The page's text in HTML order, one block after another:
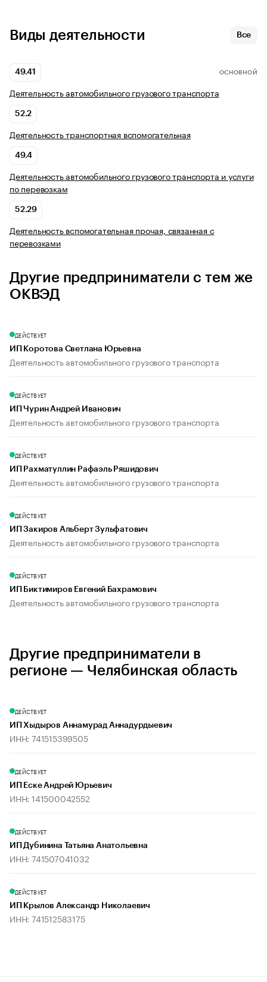
Виды деятельности Все
49.41 ОСНОВНОЙ
Деятельность автомобильного грузового транспорта
52.2
Деятельность транспортная вспомогательная
49.4
Деятельность автомобильного грузового транспорта и услуги
по перевозкам
52.29
Деятельность вспомогательная прочая, связанная с
перевозками
Другие предприниматели с тем же
ОКВЭД
ДЕЙСТВУЕТ
ИП Коротова Светлана Юрьевна
Деятельность автомобильного грузового транспорта
ДЕЙСТВУЕТ
ИП Чурин Андрей Иванович
Деятельность автомобильного грузового транспорта
ДЕЙСТВУЕТ
ИП Рахматуллин Рафаэль Ряшидович
Деятельность автомобильного грузового транспорта
ДЕЙСТВУЕТ
ИП Закиров Альберт Зульфатович
Деятельность автомобильного грузового транспорта
ДЕЙСТВУЕТ
ИП Биктимиров Евгений Бахрамович
Деятельность автомобильного грузового транспорта
Другие предприниматели в
регионе — Челябинская область
ДЕЙСТВУЕТ
ИП Хыдыров Аннамурад Аннадурдыевич
ИНН: 741515399505
ДЕЙСТВУЕТ
ИП Еске Андрей Юрьевич
ИНН: 141500042552
ДЕЙСТВУЕТ
ИП Дубинина Татьяна Анатольевна
ИНН: 741507041032
ДЕЙСТВУЕТ
ИП Крылов Александр Николаевич
ИНН: 741512583175